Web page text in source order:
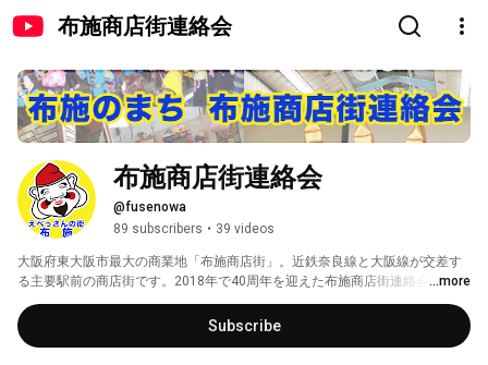
布施商店街連絡会
布施商店街連絡会
@fusenowa
89 subscribers • 39 videos
大阪府東大阪市最大の商業地「布施商店街」。近鉄奈良線と大阪線が交差す
る主要駅前の商店街です。2018年で40周年を迎えた布施商店街連絡会の公式
アカウントです。
...more
Subscribe